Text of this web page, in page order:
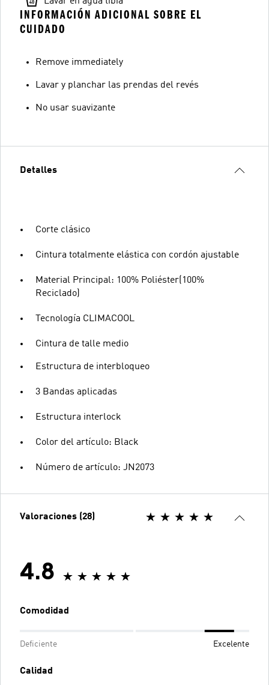
INFORMACIÓN ADICIONAL SOBRE EL
CUIDADO
Remove immediately
Lavar y planchar las prendas del revés
No usar suavizante
Detalles
Corte clásico
Cintura totalmente elástica con cordón ajustable
Material Principal: 100% Poliéster(100%
Reciclado)
Tecnología CLIMACOOL
Cintura de talle medio
Estructura de interbloqueo
3 Bandas aplicadas
Estructura interlock
Color del artículo: Black
Número de artículo: JN2073
Valoraciones (28)
4.8
Comodidad
Deficiente Excelente
Calidad